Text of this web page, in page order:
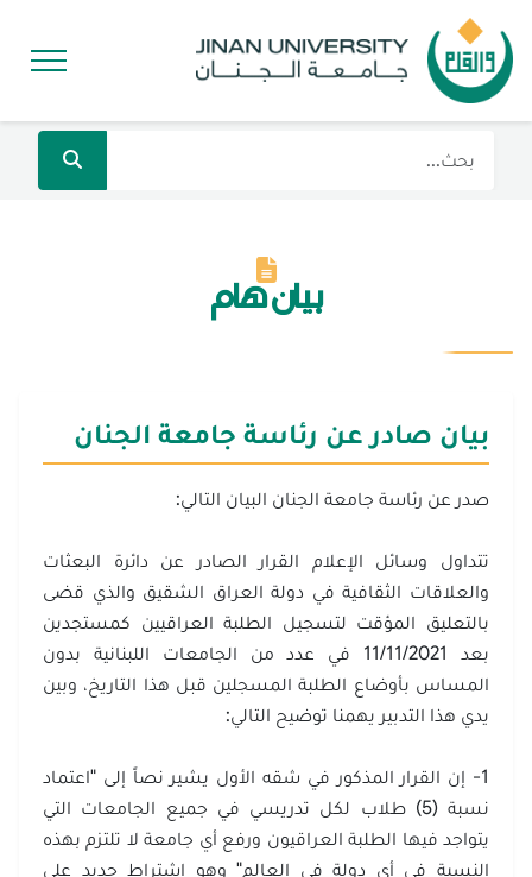
بيان هام
بيان صادر عن رئاسة جامعة الجنان‎
صدر عن رئاسة جامعة الجنان البيان التالي:
تتداول وسائل الإعلام القرار الصادر عن دائرة البعثات
والعلاقات الثقافية في دولة العراق الشقيق والذي قضى
بالتعليق المؤقت لتسجيل الطلبة العراقيين كمستجدين
بعد 11/11/2021 في عدد من الجامعات اللبنانية بدون
المساس بأوضاع الطلبة المسجلين قبل هذا التاريخ، وبين
يدي هذا التدبير يهمنا توضيح التالي:
1- إن القرار المذكور في شقه الأول يشير نصاً إلى "اعتماد
نسبة (5) طلاب لكل تدريسي في جميع الجامعات التي
يتواجد فيها الطلبة العراقيون ورفع أي جامعة لا تلتزم بهذه
النسبة في أي دولة في العالم" وهو اشتراط جديد على